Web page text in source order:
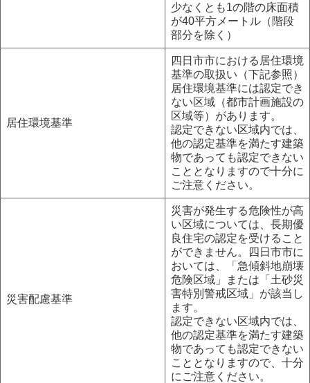
少なくとも1の階の床面積
が40平方メートル（階段
部分を除く）
居住環境基準
四日市市における居住環境
基準の取扱い（下記参照）
居住環境基準には認定でき
ない区域（都市計画施設の
区域等）があります。
認定できない区域内では、
他の認定基準を満たす建築
物であっても認定できない
こととなりますので十分に
ご注意ください。
災害配慮基準
災害が発生する危険性が高
い区域については、長期優
良住宅の認定を受けること
ができません。四日市市に
おいては、「急傾斜地崩壊
危険区域」または「土砂災
害特別警戒区域」が該当し
ます。
認定できない区域内では、
他の認定基準を満たす建築
物であっても認定できない
こととなりますので、十分
にご注意ください。